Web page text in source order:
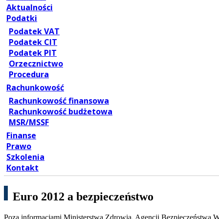
Aktualności
Podatki
Podatek VAT
Podatek CIT
Podatek PIT
Orzecznictwo
Procedura
Rachunkowość
Rachunkowość finansowa
Rachunkowość budżetowa
MSR/MSSF
Finanse
Prawo
Szkolenia
Kontakt
Euro 2012 a bezpieczeństwo